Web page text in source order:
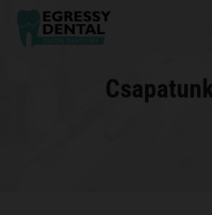
Skip
content